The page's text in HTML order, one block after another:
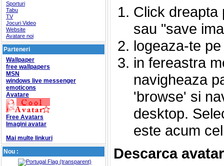
Sporturi
Tabu
TV
Jocuri Video
Website
Avatare noi
Parteneri
Wallpaper
free wallpapers
MSN
windows live messenger
emoticons
Avatare
Free Avatars
Imagini avatar
Mai multe linkuri
Nou :
Click dreapta
sau "save
logeaza-te
in fereastra
navigheaza
'browse' si
desktop.
este acum
Descarca